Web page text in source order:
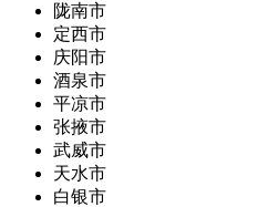
陇南市
定西市
庆阳市
酒泉市
平凉市
张掖市
武威市
天水市
白银市